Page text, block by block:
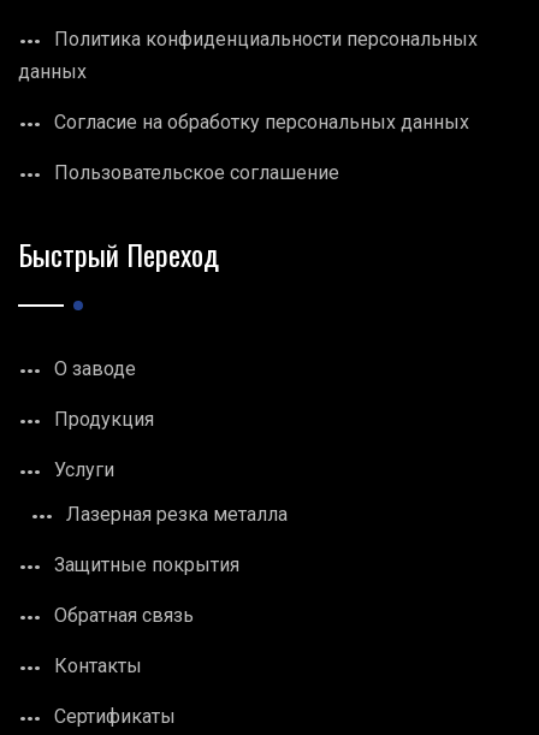
Политика конфиденциальности персональных
данных
Согласие на обработку персональных данных
Пользовательское соглашение
Быстрый Переход
О заводе
Продукция
Услуги
Лазерная резка металла
Защитные покрытия
Обратная связь
Контакты
Сертификаты